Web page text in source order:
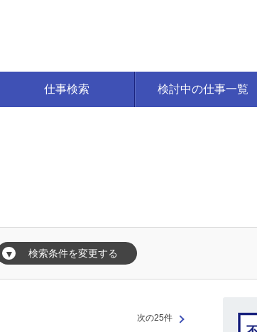
仕事検索 検討中の仕事一覧
▼ 検索条件を変更する
次の25件